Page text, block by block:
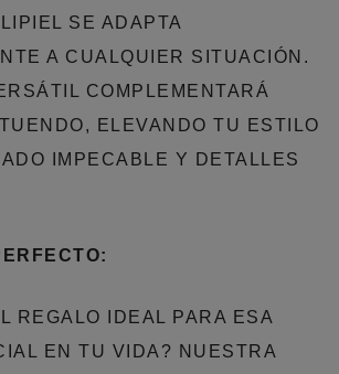
SE ADAPTA
A CUALQUIER SITUACIÓN.
COMPLEMENTARÁ
ELEVANDO TU ESTILO
IMPECABLE Y DETALLES
REGALO IDEAL PARA ESA
EN TU VIDA? NUESTRA